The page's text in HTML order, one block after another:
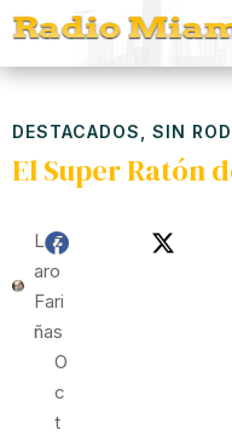
DESTACADOS SIN
El Super Ratón
Láz
Aro
Fari
Ñas
O
C
T